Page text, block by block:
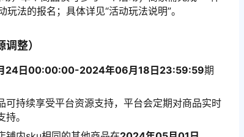
法的报名；具体详见“活动玩法说明”。
整）
24日00:00:00-2024年06月18日23:59:59期
持续享受平台资源支持，平台会定期对商品实时
。